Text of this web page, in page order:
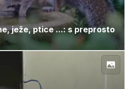
ježe, ptice ...: s preprosto